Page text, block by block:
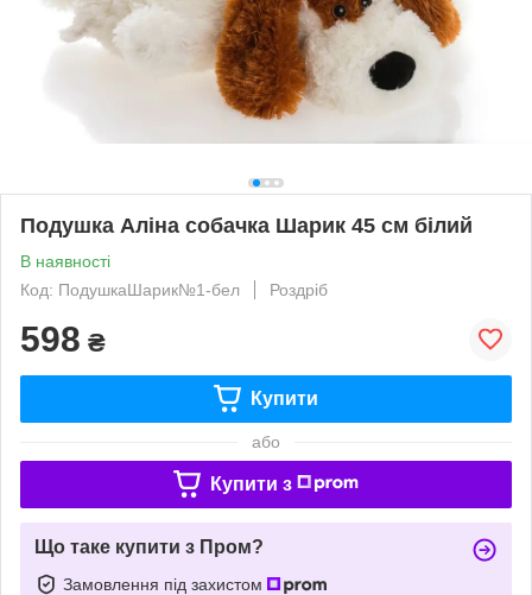
Подушка Аліна собачка Шарик 45 см білий
В наявності
Код: ПодушкаШарик№1-бел
Роздріб
598 ₴
Купити
або
Купити з
Що таке купити з Пром?
Замовлення під захистом